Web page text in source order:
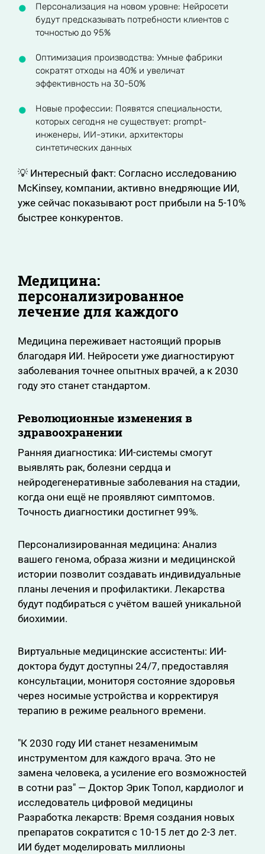
Персонализация на новом уровне: Нейросети
будут предсказывать потребности клиентов с
точностью до 95%
Оптимизация производства: Умные фабрики
сократят отходы на 40% и увеличат
эффективность на 30-50%
Новые профессии: Появятся специальности,
которых сегодня не существует: prompt-
инженеры, ИИ-этики, архитекторы
синтетических данных
💡 Интересный факт: Согласно исследованию
McKinsey, компании, активно внедряющие ИИ,
уже сейчас показывают рост прибыли на 5-10%
быстрее конкурентов.
Медицина:
персонализированное
лечение для каждого
Медицина переживает настоящий прорыв
благодаря ИИ. Нейросети уже диагностируют
заболевания точнее опытных врачей, а к 2030
году это станет стандартом.
Революционные изменения в
здравоохранении
Ранняя диагностика: ИИ-системы смогут
выявлять рак, болезни сердца и
нейродегенеративные заболевания на стадии,
когда они ещё не проявляют симптомов.
Точность диагностики достигнет 99%.
Персонализированная медицина: Анализ
вашего генома, образа жизни и медицинской
истории позволит создавать индивидуальные
планы лечения и профилактики. Лекарства
будут подбираться с учётом вашей уникальной
биохимии.
Виртуальные медицинские ассистенты: ИИ-
доктора будут доступны 24/7, предоставляя
консультации, мониторя состояние здоровья
через носимые устройства и корректируя
терапию в режиме реального времени.
"К 2030 году ИИ станет незаменимым
инструментом для каждого врача. Это не
замена человека, а усиление его возможностей
в сотни раз" — Доктор Эрик Топол, кардиолог и
исследователь цифровой медицины
Разработка лекарств: Время создания новых
препаратов сократится с 10-15 лет до 2-3 лет.
ИИ будет моделировать миллионы